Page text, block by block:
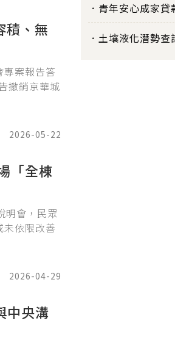
積、無
案報告答
撤銷京華城
2026-05-22
「全棟
明會，民眾
依限改善
2026-04-29
中央溝
青年安心成家貸
土壤液化潛勢查